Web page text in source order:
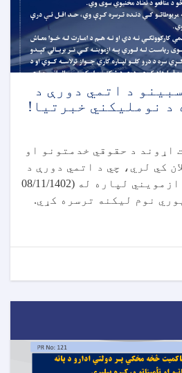
د اتمي دورې د
د نومليکني خبرتیا!
اړوند د حقوقي خدمتونو او
کي لري، چي د اتمي دورې د
مالیاتي محاسبینو ازمویني لپاره له (08/11/1402
نېټې پوري نوم لیکنه ترسره کړي.